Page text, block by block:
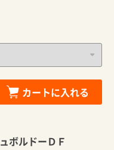
カートに入れる
ボルドーＤＦ